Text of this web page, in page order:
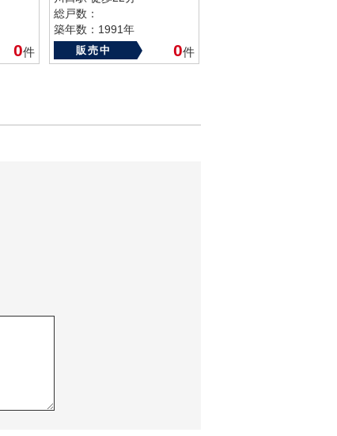
0件
総戸数：
築年数：1991年
販売中 0件